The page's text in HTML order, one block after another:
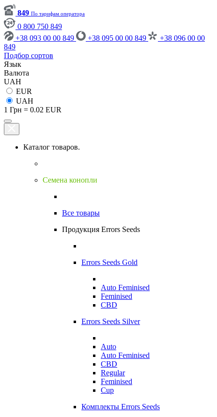
849 По тарифам оператора
0 800 750 849
+38 093 00 00 849
+38 095 00 00 849
+38 096 00 00
849
Подбор сортов
Язык
Валюта
UAH
EUR
UAH
1 Грн = 0.02 EUR
Каталог товаров.
Семена конопли
Все товары
Продукция Errors Seeds
Errors Seeds Gold
Auto Feminised
Feminised
CBD
Errors Seeds Silver
Auto
Auto Feminised
CBD
Regular
Feminised
Cup
Комплекты Errors Seeds